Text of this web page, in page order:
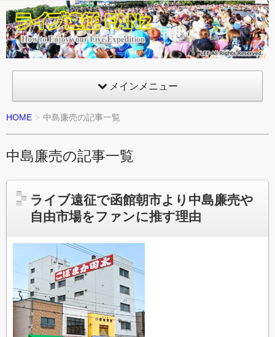
ライ
ブ遠
征
FANz
メインメニュー
HOME 中島廉売の記事一覧
中島廉売の記事一覧
ライブ遠征で函館朝市より中島廉売や
自由市場をファンに推す理由